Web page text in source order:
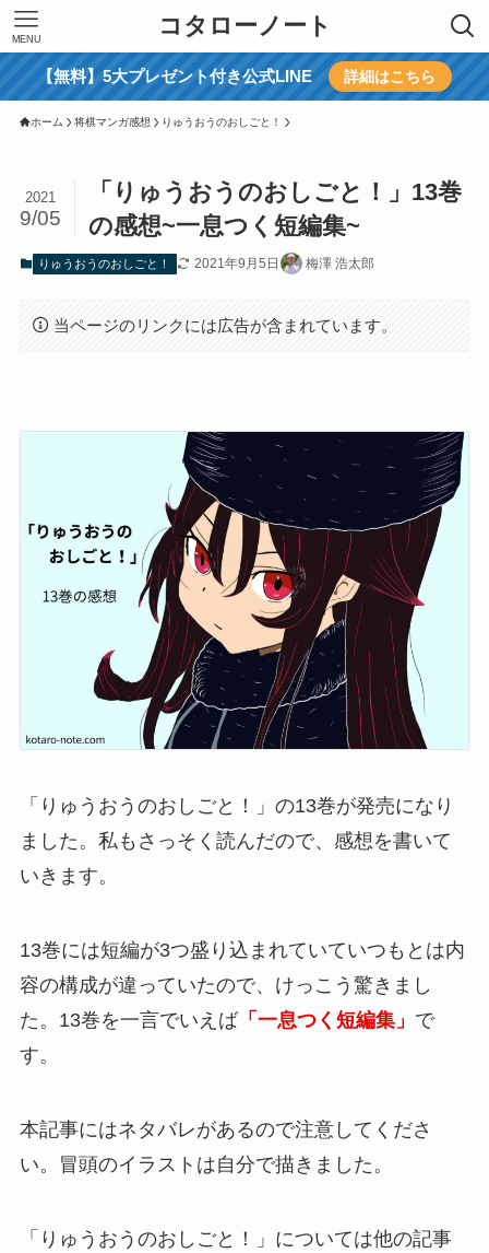
コタローノート
MENU
【無料】5大プレゼント付き公式LINE 詳細はこちら
ホーム 将棋マンガ感想 りゅうおうのおしごと！
「りゅうおうのおしごと！」13巻
の感想~一息つく短編集~
2021
9/05
りゅうおうのおしごと！ 2021年9月5日 梅澤 浩太郎
当ページのリンクには広告が含まれています。
「りゅうおうのおしごと！」の13巻が発売になり
ました。私もさっそく読んだので、感想を書いて
いきます。
13巻には短編が3つ盛り込まれていていつもとは内
容の構成が違っていたので、けっこう驚きまし
た。13巻を一言でいえば「一息つく短編集」 で
す。
本記事にはネタバレがあるので注意してくださ
い。冒頭のイラストは自分で描きました。
「りゅうおうのおしごと！」については他の記事